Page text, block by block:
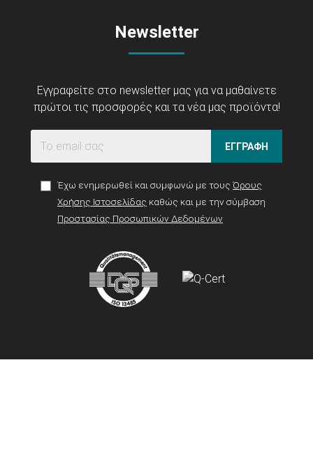
Newsletter
Εγγραφείτε στο newsletter μας για να μαθαίνετε
πρώτοι τις προσφορές και τα νέα μας προϊόντα!
ΕΓΓΡΑΦΗ
Έχω ενημερωθεί και συμφωνώ με τους Όρους
Χρήσης Ιστοσελίδας καθώς και με την σύμβαση
Προστασίας Προσωπικών Δεδομένων